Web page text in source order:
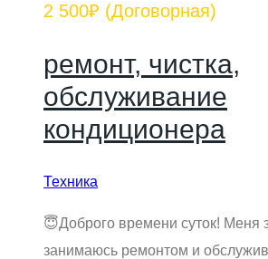
2 500₽ (Договорная)
ремонт, чистка,
обслуживание
кондиционера
Техника
😇Доброго времени суток! Меня
занимаюсь ремонтом и